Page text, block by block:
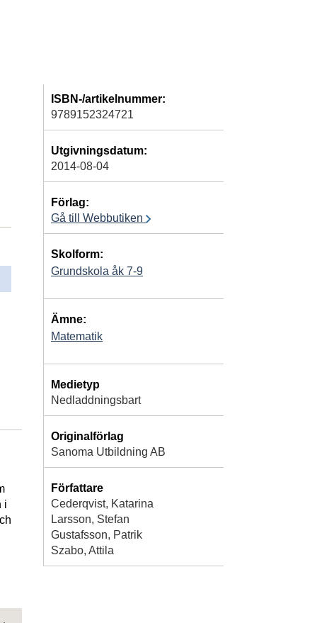
i
ISBN-/artikelnummer:
9789152324721
Utgivningsdatum:
2014-08-04
Förlag:
Gå till Webbutiken
Skolform:
Grundskola åk 7-9
Ämne:
Matematik
Medietyp
Nedladdningsbart
Originalförlag
Sanoma Utbildning AB
Författare
Cederqvist, Katarina
Larsson, Stefan
Gustafsson, Patrik
Szabo, Attila